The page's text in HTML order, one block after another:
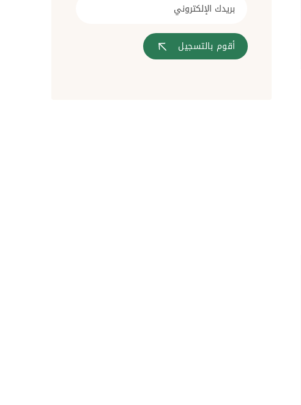
أقوم بالتسجيل